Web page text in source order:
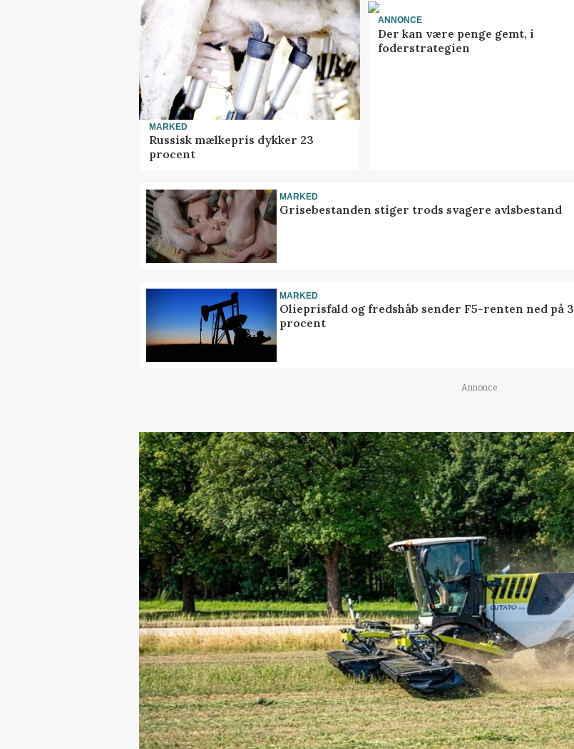
MARKED
Russisk mælkepris dykker 23
procent
ANNONCE
Der kan være penge gemt, i
foderstrategien
MARKED
Grisebestanden stiger trods svagere avlsbestand
MARKED
Olieprisfald og fredshåb sender F5-renten ned på 3
procent
Annonce